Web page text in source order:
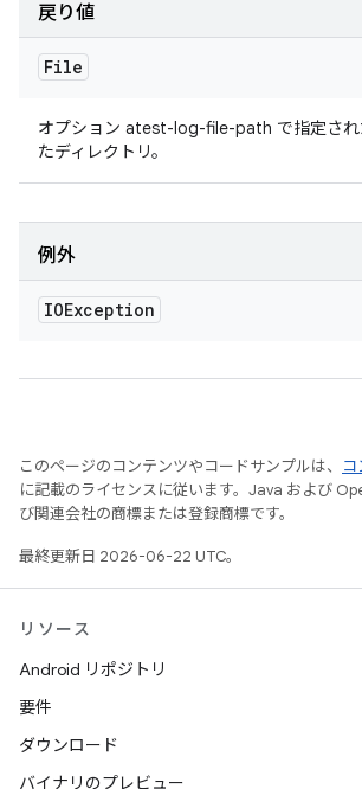
戻り値
File
オプション atest-log-file-path で指定され
たディレクトリ。
例外
IOException
このページのコンテンツやコードサンプルは、
に記載のライセンスに従います。Java および
び関連会社の商標または登録商標です。
最終更新日 2026-06-22 UTC。
リソース
Android リポジトリ
要件
ダウンロード
バイナリのプレビュー